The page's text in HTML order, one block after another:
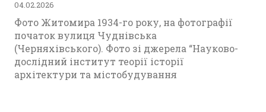
04.02.2026
Фото Житомира 1934-го року, на фотографії
початок вулиця Чуднівська
(Черняхівського). Фото зі джерела “Науково-
дослідний інститут теорії історії
архітектури та містобудування